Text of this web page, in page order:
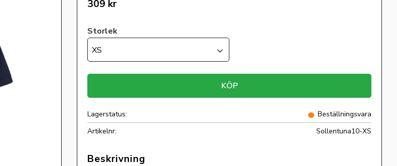
309 kr
Storlek
XS
KÖP
Lagerstatus
Beställningsvara
Artikelnr
Sollentuna10-XS